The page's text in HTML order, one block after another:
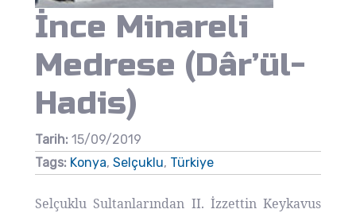
İnce Minareli
Medrese (Dâr’ül-
Hadis)
Tarih: 15/09/2019
Tags: Konya, Selçuklu, Türkiye
Selçuklu Sultanlarından II. İzzettin Keykavus